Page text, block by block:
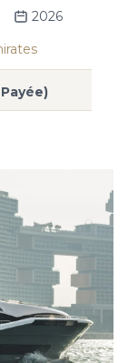
2026